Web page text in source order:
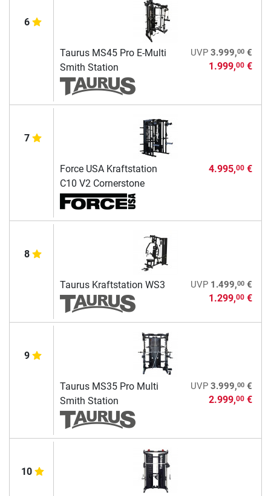
6
Taurus MS45 Pro E-Multi
Smith Station
UVP 3.999,00€
1.999,00€
7
Force USA Kraftstation
C10 V2 Cornerstone
4.995,00€
8
Taurus Kraftstation WS3 UVP 1.499,00€
1.299,00€
9
Taurus MS35 Pro Multi
Smith Station
UVP 3.999,00€
2.999,00€
10